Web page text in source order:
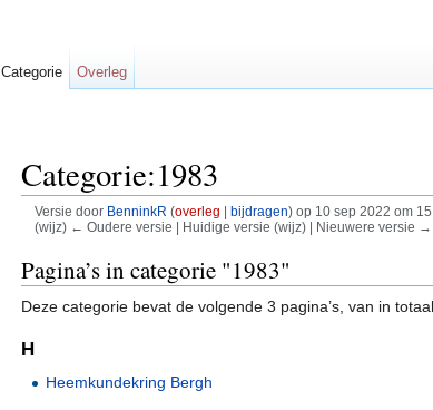
Categorie:1983
Versie door BenninkR (overleg bijdragen)op 10 sep 2022 om
(wijz) ← Oudere versie | Huidige versie (wijz) | Nieuwere versie
Pagina’s in categorie "1983"
Deze categorie bevat de volgende 3 pagina’s, van in totaal
H
Heemkundekring Bergh
Categorie Overleg